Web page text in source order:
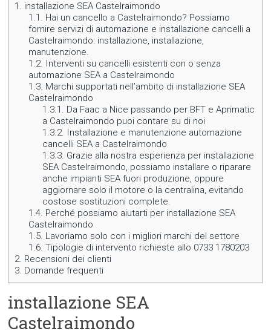
1. installazione SEA Castelraimondo
1.1. Hai un cancello a Castelraimondo? Possiamo
fornire servizi di automazione e installazione cancelli a
Castelraimondo: installazione, installazione,
manutenzione.
1.2. Interventi su cancelli esistenti con o senza
automazione SEA a Castelraimondo
1.3. Marchi supportati nell’ambito di installazione SEA
Castelraimondo
1.3.1. Da Faac a Nice passando per BFT e Aprimatic
a Castelraimondo puoi contare su di noi
1.3.2. Installazione e manutenzione automazione
cancelli SEA a Castelraimondo
1.3.3. Grazie alla nostra esperienza per installazione
SEA Castelraimondo, possiamo installare o riparare
anche impianti SEA fuori produzione, oppure
aggiornare solo il motore o la centralina, evitando
costose sostituzioni complete.
1.4. Perché possiamo aiutarti per installazione SEA
Castelraimondo
1.5. Lavoriamo solo con i migliori marchi del settore
1.6. Tipologie di intervento richieste allo 0733 1780203
2. Recensioni dei clienti
3. Domande frequenti
installazione SEA
Castelraimondo